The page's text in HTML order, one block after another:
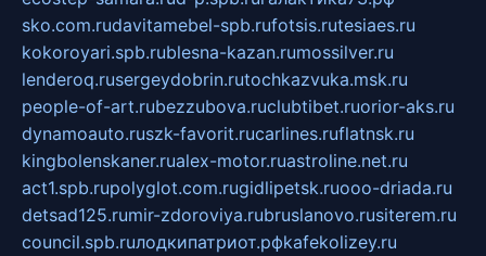
sko.com.rudavitamebel-spb.rufotsis.rutesiaes.ru
kokoroyari.spb.rublesna-kazan.rumossilver.ru
lenderoq.rusergeydobrin.rutochkazvuka.msk.ru
people-of-art.rubezzubova.ruclubtibet.ruorior-aks.ru
dynamoauto.ruszk-favorit.rucarlines.ruflatnsk.ru
kingbolenskaner.rualex-motor.ruastroline.net.ru
act1.spb.rupolyglot.com.rugidlipetsk.ruooo-driada.ru
detsad125.rumir-zdoroviya.rubruslanovo.rusiterem.ru
council.spb.ruлодкипатриот.рфkafekolizey.ru